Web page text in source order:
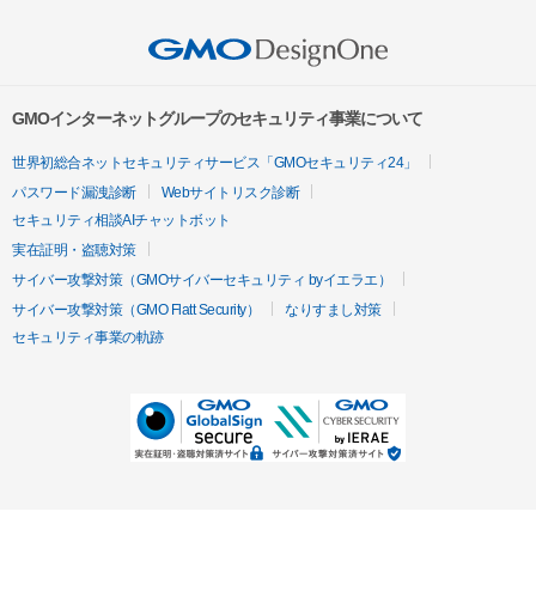
GMOインターネットグループのセキュリティ事業について
世界初総合ネットセキュリティサービス「GMOセキュリティ24」
パスワード漏洩診断
Webサイトリスク診断
セキュリティ相談AIチャットボット
実在証明・盗聴対策
サイバー攻撃対策（GMOサイバーセキュリティ byイエラエ）
サイバー攻撃対策（GMO Flatt Security）
なりすまし対策
セキュリティ事業の軌跡